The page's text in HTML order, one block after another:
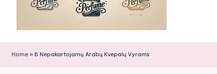
Home » 8 Nepakartojamų Arabų Kvepalų Vyrams